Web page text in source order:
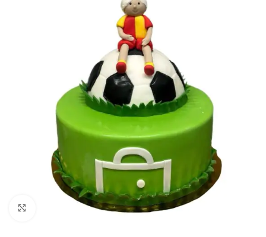
Kliknij aby powiększyć